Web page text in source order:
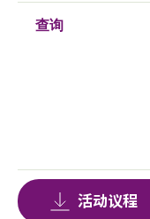
查询
活动议程